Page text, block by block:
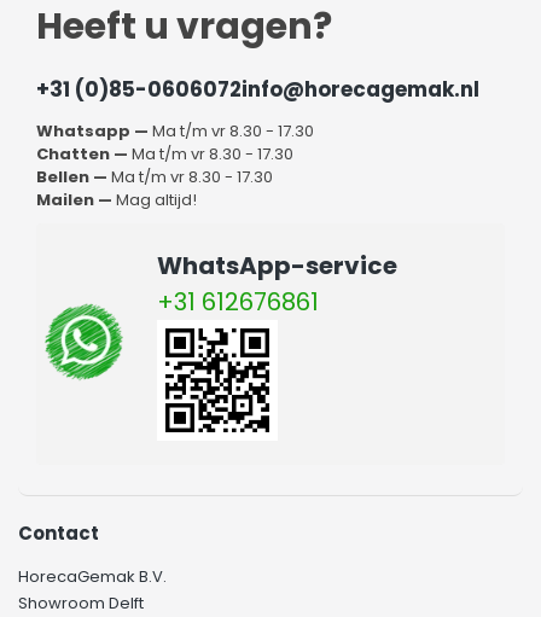
Heeft u vragen?
+31 (0)85-0606072info@horecagemak.nl
Whatsapp — Ma t/m vr 8.30 - 17.30
Chatten — Ma t/m vr 8.30 - 17.30
Bellen — Ma t/m vr 8.30 - 17.30
Mailen — Mag altijd!
WhatsApp-service
+31 612676861
Contact
HorecaGemak B.V.
Showroom Delft